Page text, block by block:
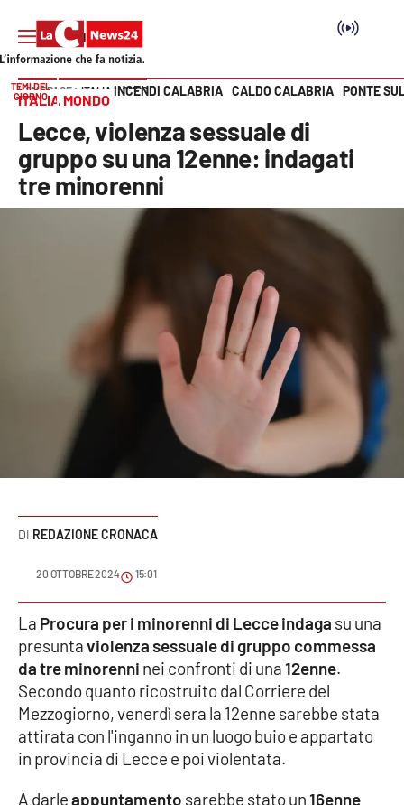
Cronaca
Economia e lavoro
Italia Mondo
Sanità
Sport
Meteo
Editoriali
VIDEO
Ambiente
Vai
TEMI DEL
GIORNO
INCENDI CALABRIA CALDO CALABRIA PONTE
HOME PAGE ITALIA MONDO
ITALIA MONDO
Lecce, violenza sessuale di
gruppo su una 12enne: indagati
tre minorenni
REDAZIONE CRONACA
20 OTTOBRE 2024 15:01
La Procura per i minorenni di Lecce indaga su una
presuntaviolenza sessuale di gruppo commessa
da tre minorenni nei confronti di una12enne.
Secondo quanto ricostruito dal Corriere del
Mezzogiorno, venerdì sera la 12enne sarebbe stata
attirata con l'inganno in un luogo buio e appartato
in provincia di Lecce e poi violentata.
A darleappuntamento sarebbe stato un16enne